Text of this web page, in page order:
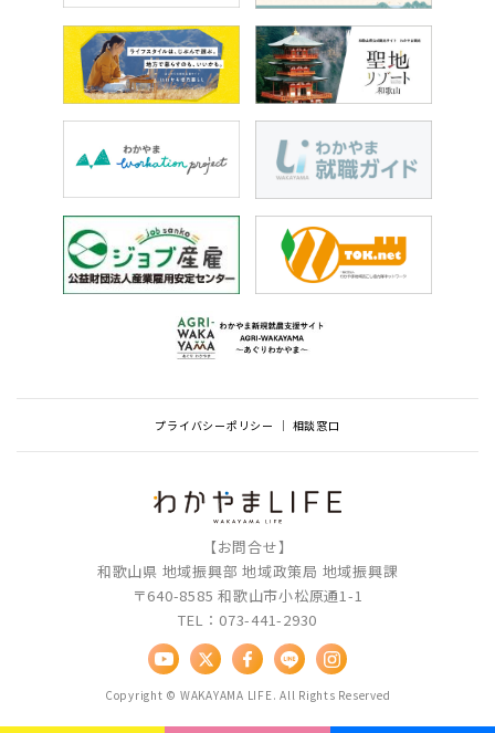
プライバシーポリシー 相談窓口
【お問合せ】
和歌山県 地域振興部 地域政策局 地域振興課
〒640-8585 和歌山市小松原通1-1
TEL：073-441-2930
Copyright © WAKAYAMA LIFE. All Rights Reserved